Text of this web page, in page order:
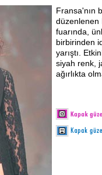
Fransa'nın
düzenlenen
fuarında,
birbirinden
yarıştı.
siyah renk,
ağırlıkta